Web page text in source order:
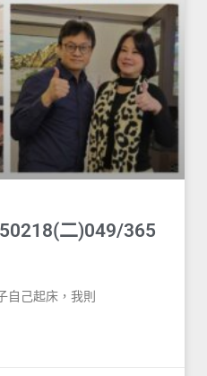
二)049/365
自己起床，我則